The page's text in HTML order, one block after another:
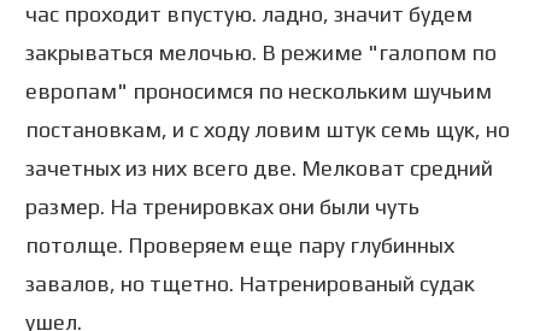
час проходит впустую. ладно, значит будем
закрываться мелочью. В режиме "галопом по
европам" проносимся по нескольким шучьим
постановкам, и с ходу ловим штук семь щук, но
зачетных из них всего две. Мелковат средний
размер. На тренировках они были чуть
потолще. Проверяем еще пару глубинных
завалов, но тщетно. Натренированый судак
ушел.